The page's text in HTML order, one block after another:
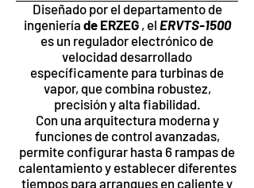
Diseñado por el departamento de
ingeniería de ERZEG, el ERVTS-1500
es un regulador electrónico de
velocidad desarrollado
específicamente para turbinas de
vapor, que combina robustez,
precisión y alta fiabilidad.
Con una arquitectura moderna y
funciones de control avanzadas,
permite configurar hasta 6 rampas de
calentamiento y establecer diferentes
tiempos para arranques en caliente y